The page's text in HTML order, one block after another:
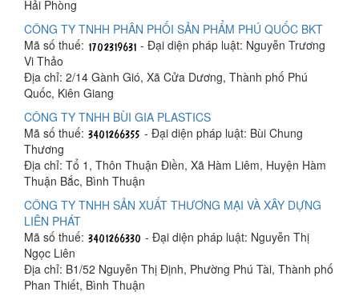
Hải Phòng
CÔNG TY TNHH PHÂN PHỐI SẢN PHẨM PHÚ QUỐC BKT
Mã số thuế:
- Đại diện pháp luật: Nguyễn Trương
Vi Thảo
Địa chỉ: 2/14 Gành Gió, Xã Cửa Dương, Thành phố Phú
Quốc, Kiên Giang
CÔNG TY TNHH BÙI GIA PLASTICS
Mã số thuế:
- Đại diện pháp luật: Bùi Chung
Thương
Địa chỉ: Tổ 1, Thôn Thuận Điền, Xã Hàm Liêm, Huyện Hàm
Thuận Bắc, Bình Thuận
CÔNG TY TNHH SẢN XUẤT THƯƠNG MẠI VÀ XÂY DỰNG
LIÊN PHÁT
Mã số thuế:
- Đại diện pháp luật: Nguyễn Thị
Ngọc Liên
Địa chỉ: B1/52 Nguyễn Thị Định, Phường Phú Tài, Thành phố
Phan Thiết, Bình Thuận